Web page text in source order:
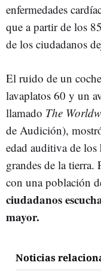
enfermedades
que a partir de los
de los ciudadanos
El ruido de un
lavaplatos 60 y un
llamado The
de Audición),
edad auditiva de los
grandes de la tierra.
con una población
ciudadanos
mayor.
Noticias